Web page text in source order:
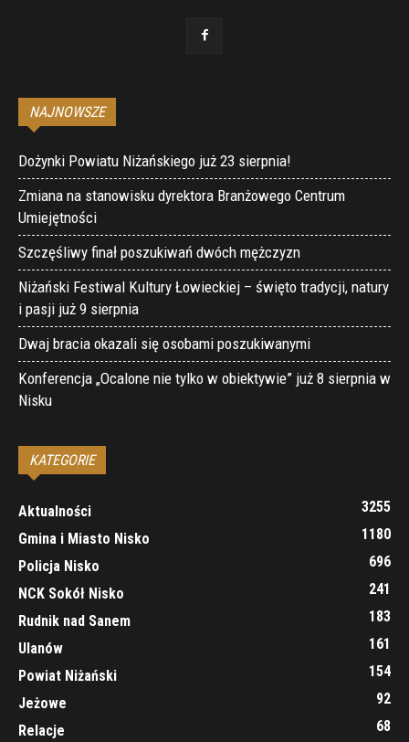
NAJNOWSZE
Dożynki Powiatu Niżańskiego już 23 sierpnia!
Zmiana na stanowisku dyrektora Branżowego Centrum
Umiejętności
Szczęśliwy finał poszukiwań dwóch mężczyzn
Niżański Festiwal Kultury Łowieckiej – święto tradycji, natury
i pasji już 9 sierpnia
Dwaj bracia okazali się osobami poszukiwanymi
Konferencja „Ocalone nie tylko w obiektywie” już 8 sierpnia w
Nisku
KATEGORIE
Aktualności
3255
Gmina i Miasto Nisko
1180
Policja Nisko
696
NCK Sokół Nisko
241
Rudnik nad Sanem
183
Ulanów
161
Powiat Niżański
154
Jeżowe
92
Relacje
68